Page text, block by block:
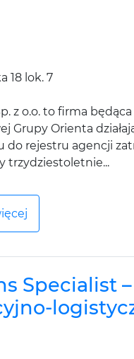
18 lok. 7
z o.o. to firma będąca
Grupy Orienta
do rejestru agencji
trzydziestoletnie...
Specialist